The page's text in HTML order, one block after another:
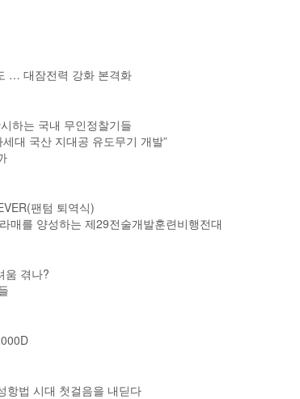
… 대잠전력 강화 본격화
하는 국내 무인정찰기들
대 국산 지대공 유도무기 개발”
팬텀 퇴역식)
매를 양성하는 제29전술개발훈련비행전대
움 겪나?
항법 시대 첫걸음을 내딛다